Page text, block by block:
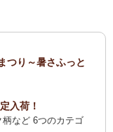
つり～暑さふっと
入荷！
など 6つのカテゴ